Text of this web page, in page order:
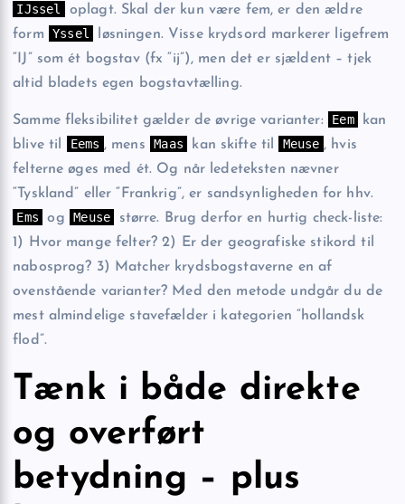
IJssel
oplagt. Skal der kun være fem, er den ældre
form
Yssel
løsningen. Visse krydsord markerer ligefrem
“IJ” som ét bogstav (fx “ĳ”), men det er sjældent – tjek
altid bladets egen bogstavtælling.
Samme fleksibilitet gælder de øvrige varianter: Eem
kan
blive til
Eems , mens Maas kan skifte til Meuse , hvis
felterne øges med ét. Og når ledeteksten nævner
“Tyskland” eller “Frankrig”, er sandsynligheden for hhv.
Ems
og Meuse
større. Brug derfor en hurtig check-liste:
1) Hvor mange felter? 2) Er der geografiske stikord til
nabosprog? 3) Matcher krydsbogstaverne en af
ovenstående varianter? Med den metode undgår du de
mest almindelige stavefælder i kategorien “hollandsk
flod”.
Tænk i både direkte
og overført
betydning – plus